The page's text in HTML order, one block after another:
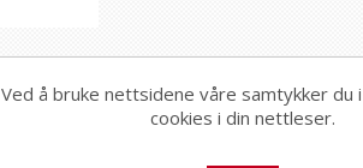
Ved å bruke nettsidene våre samtykker du
cookies i din nettleser.